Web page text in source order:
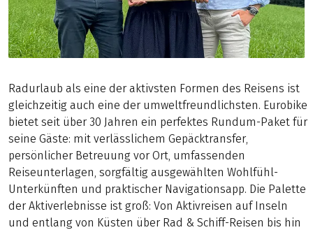
Radurlaub als eine der aktivsten Formen des Reisens ist
gleichzeitig auch eine der umweltfreundlichsten. Eurobike
bietet seit über 30 Jahren ein perfektes Rundum-Paket für
seine Gäste: mit verlässlichem Gepäcktransfer,
persönlicher Betreuung vor Ort, umfassenden
Reiseunterlagen, sorgfältig ausgewählten Wohlfühl-
Unterkünften und praktischer Navigationsapp. Die Palette
der Aktiverlebnisse ist groß: Von Aktivreisen auf Inseln
und entlang von Küsten über Rad & Schiff-Reisen bis hin